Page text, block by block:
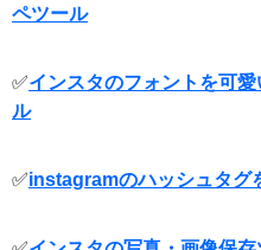
ペツール
✅インスタのフォントを可
ル
✅instagramのハッシュタグ